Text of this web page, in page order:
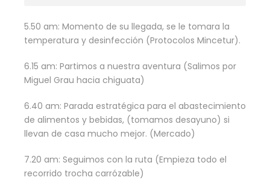
5.50 am: Momento de su llegada, se le tomara la
temperatura y desinfección (Protocolos Mincetur).
6.15 am: Partimos a nuestra aventura (Salimos por
Miguel Grau hacia chiguata)
6.40 am: Parada estratégica para el abastecimiento
de alimentos y bebidas, (tomamos desayuno) si
llevan de casa mucho mejor. (Mercado)
7.20 am: Seguimos con la ruta (Empieza todo el
recorrido trocha carrózable)